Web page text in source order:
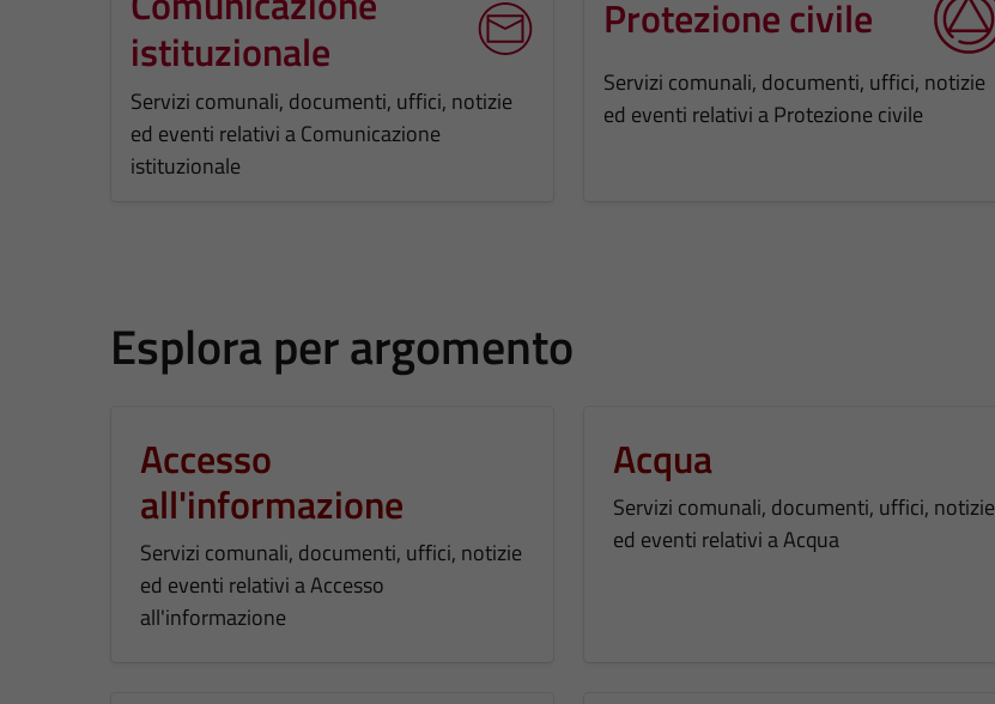
istituzionale
Servizi comunali, documenti, uffici, notizie
ed eventi relativi a Comunicazione
istituzionale
Protezione civile
Servizi comunali, documenti, uffici, notizie
ed eventi relativi a Protezione civile
Esplora per argomento
Accesso
all'informazione
Servizi comunali, documenti, uffici, notizie
ed eventi relativi a Accesso
all'informazione
Acqua
Servizi comunali, documenti, uffici, notizie
ed eventi relativi a Acqua